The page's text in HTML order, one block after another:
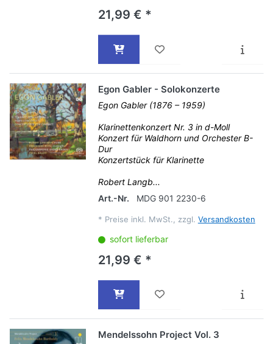
21,99 € *
Egon Gabler - Solokonzerte
Egon Gabler (1876 – 1959)
Klarinettenkonzert Nr. 3 in d-Moll
Konzert für Waldhorn und Orchester B-
Dur
Konzertstück für Klarinette
Robert Langb...
Art.-Nr.
MDG 901 2230-6
* Preise inkl. MwSt., zzgl. Versandkosten
sofort lieferbar
21,99 € *
Mendelssohn Project Vol. 3